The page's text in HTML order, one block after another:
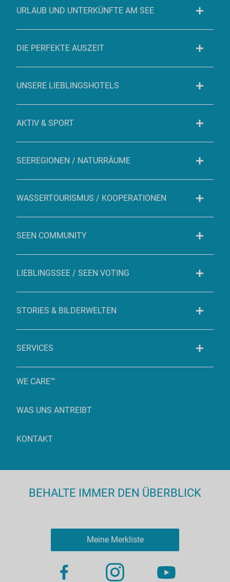
URLAUB UND UNTERKÜNFTE AM SEE
DIE PERFEKTE AUSZEIT
UNSERE LIEBLINGSHOTELS
AKTIV & SPORT
SEEREGIONEN / NATURRÄUME
WASSERTOURISMUS / KOOPERATIONEN
SEEN COMMUNITY
LIEBLINGSSEE / SEEN VOTING
STORIES & BILDERWELTEN
SERVICES
WE CARE™
WAS UNS ANTREIBT
KONTAKT
BEHALTE IMMER DEN ÜBERBLICK
Meine Merkliste